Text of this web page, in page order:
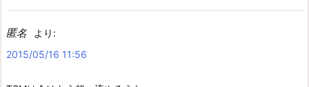
匿名
より:
2015/05/16 11:56